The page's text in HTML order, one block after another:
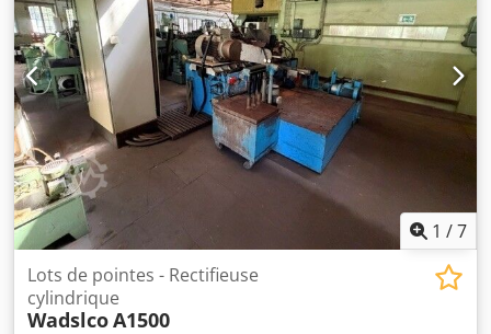
1 /7
Lots de pointes - Rectifieuse
cylindrique
WadslcoA1500